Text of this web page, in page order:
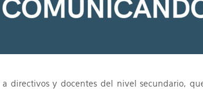
directivos y docentes del nivel secundario,